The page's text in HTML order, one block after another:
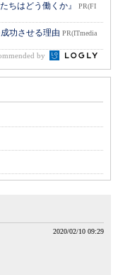
ちはどう働くか』
PR(FI
功させる理由 PR(ITmedia
by
2020/02/10 09:29